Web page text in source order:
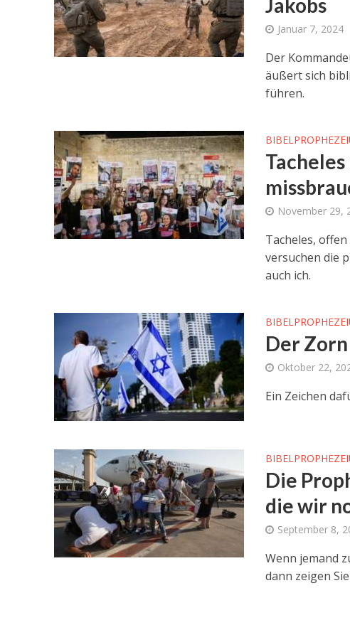
Jakobs
Januar 7, 2024
Der
äußert sich
führen.
November 29,
Tacheles,
versuchen die
auch ich.
Der
Oktober 22,
Ein Zeichen
Die
die wir
September 8,
Wenn jemand
dann zeigen